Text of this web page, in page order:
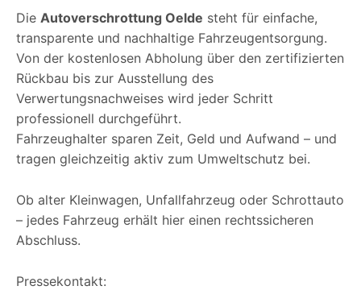
Die Autoverschrottung Oelde steht für einfache,
transparente und nachhaltige Fahrzeugentsorgung.
Von der kostenlosen Abholung über den zertifizierten
Rückbau bis zur Ausstellung des
Verwertungsnachweises wird jeder Schritt
professionell durchgeführt.
Fahrzeughalter sparen Zeit, Geld und Aufwand – und
tragen gleichzeitig aktiv zum Umweltschutz bei.
Ob alter Kleinwagen, Unfallfahrzeug oder Schrottauto
– jedes Fahrzeug erhält hier einen rechtssicheren
Abschluss.
Pressekontakt: